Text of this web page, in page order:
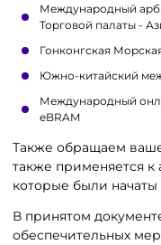
Международный
Торговой палаты -
Гонконгская
Южно-китайский
Международный
eBRAM
Также обращаем
также применяется
которые были
В принятом
обеспечительных